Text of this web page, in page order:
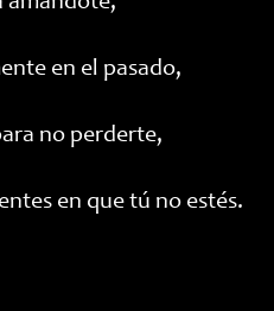
en el pasado,
no perderte,
en que tú no estés.